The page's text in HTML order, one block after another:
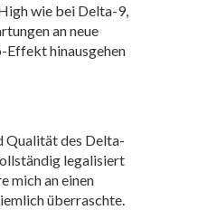
wie bei Delta-9,
an neue
Effekt hinausgehen
Qualität des Delta-
legalisiert
mich an einen
überraschte.